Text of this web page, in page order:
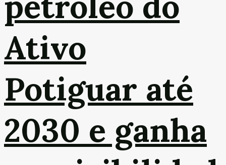
Ativo
Potiguar até
2030 e ganha